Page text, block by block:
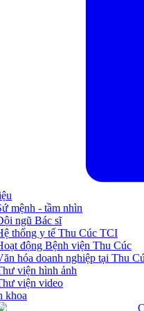
mệnh - tầm nhìn
ngũ Bác sĩ
thống y tế Thu Cúc TCI
động Bệnh viện Thu Cúc
hóa doanh nghiệp tại Thu
viện hình ảnh
viện video
khoa